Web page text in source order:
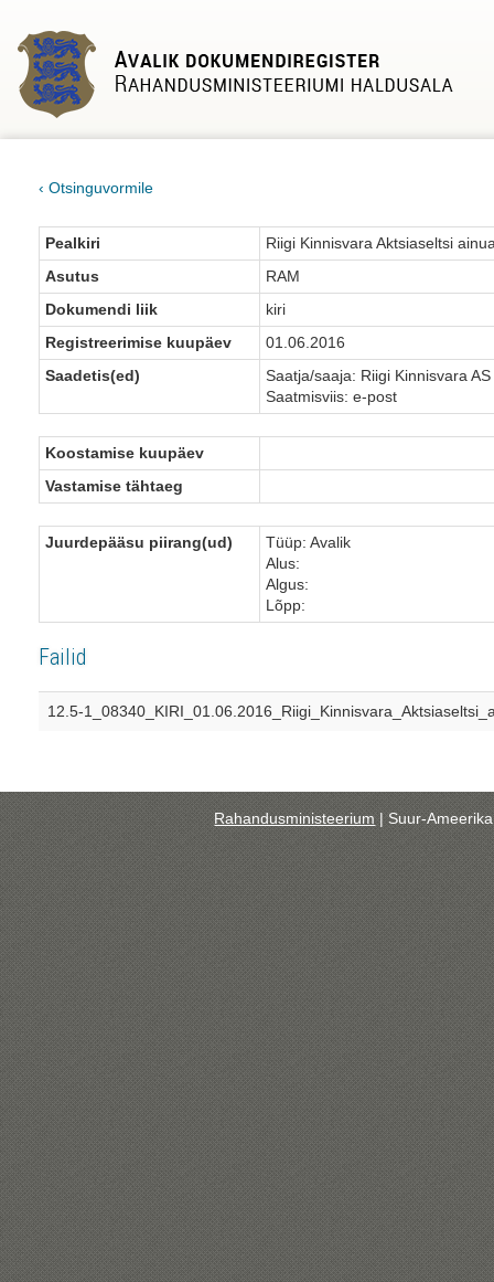
‹ Otsinguvormile
Pealkiri
Riigi Kinnisvara Aktsiaseltsi
Asutus
RAM
Dokumendi liik
kiri
Registreerimise kuupäev
01.06.2016
Saadetis(ed)
Saatja/saaja: Riigi Kinnisvara AS
Saatmisviis: e-post
Koostamise kuupäev
Vastamise tähtaeg
Juurdepääsu piirang(ud)
Tüüp: Avalik
Alus:
Algus:
Lõpp:
Failid
12.5-
Rahandusministeerium | Suur-